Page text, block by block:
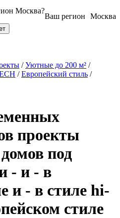
Москва
Ваш регион
Москва?
/Уютные до 200 м² /
/Европейский стиль /
проекты
под
- и - в
и - в стиле hi-
стиле